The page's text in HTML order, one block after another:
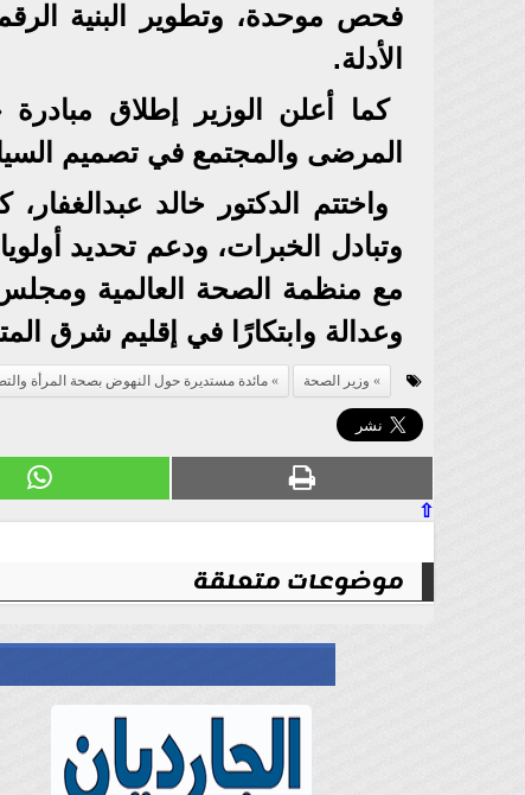
فحص موحدة، وتطوير البنية
الأدلة.
المرضى والمجتمع في تصميم
واختتم الدكتور خالد عبدالغفار،
وتبادل الخبرات، ودعم تحديد
مع منظمة الصحة العالمية ومجلس
وعدالة وابتكارًا في إقليم شرق
وزير الصحة مائدة مستديرة حول النهوض بصحة المرأة
⇧
موضوعات متعلقة